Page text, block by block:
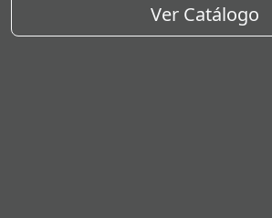
Ver Catálogo